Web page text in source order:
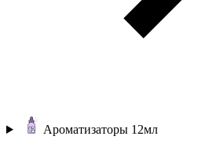
Ароматизаторы 12мл